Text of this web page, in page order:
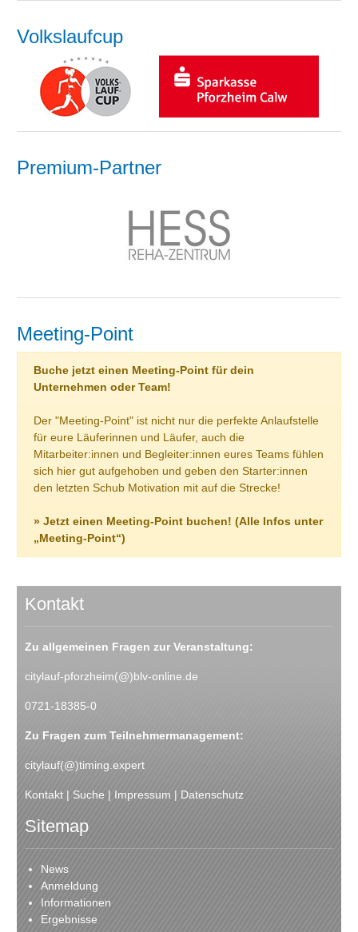
Volkslaufcup
Premium-Partner
Meeting-Point
Buche jetzt einen Meeting-Point für dein
Unternehmen oder Team!
Der "Meeting-Point" ist nicht nur die perfekte Anlaufstelle
für eure Läuferinnen und Läufer, auch die
Mitarbeiter:innen und Begleiter:innen eures Teams fühlen
sich hier gut aufgehoben und geben den Starter:innen
den letzten Schub Motivation mit auf die Strecke!
» Jetzt einen Meeting-Point buchen! (Alle Infos unter
„Meeting-Point“)
Kontakt
Zu allgemeinen Fragen zur Veranstaltung:
citylauf-pforzheim(@)blv-online.de
0721-18385-0
Zu Fragen zum Teilnehmermanagement:
citylauf(@)timing.expert
Kontakt | Suche | Impressum | Datenschutz
Sitemap
News
Anmeldung
Informationen
Ergebnisse